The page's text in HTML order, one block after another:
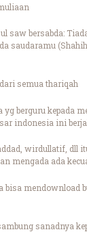
saw bersabda:
saudaramu
semua thariqah
berguru kepada
indonesia ini
wirdullatif, dll
mengada ada
mendownload
sanadnya